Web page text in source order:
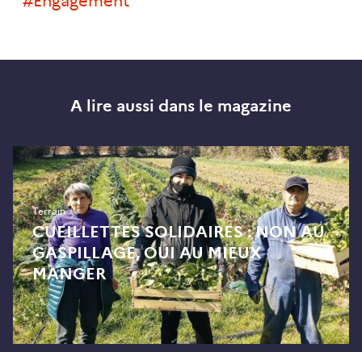
A lire aussi dans le magazine
Terrain
CUEILLETTES SOLIDAIRES : NON AU
GASPILLAGE, OUI AU MIEUX
MANGER